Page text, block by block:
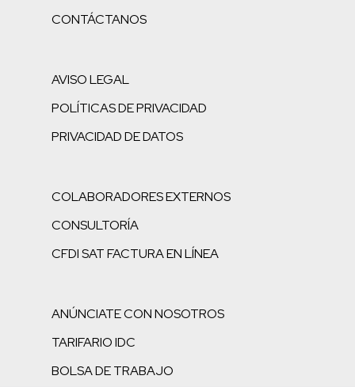
CONTÁCTANOS
AVISO LEGAL
POLÍTICAS DE PRIVACIDAD
PRIVACIDAD DE DATOS
COLABORADORES EXTERNOS
CONSULTORÍA
CFDI SAT FACTURA EN LÍNEA
ANÚNCIATE CON NOSOTROS
TARIFARIO IDC
BOLSA DE TRABAJO